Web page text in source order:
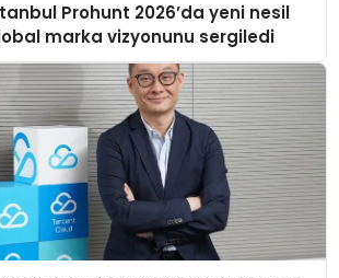
Prohunt 2026’da yeni nesil
marka vizyonunu sergiledi